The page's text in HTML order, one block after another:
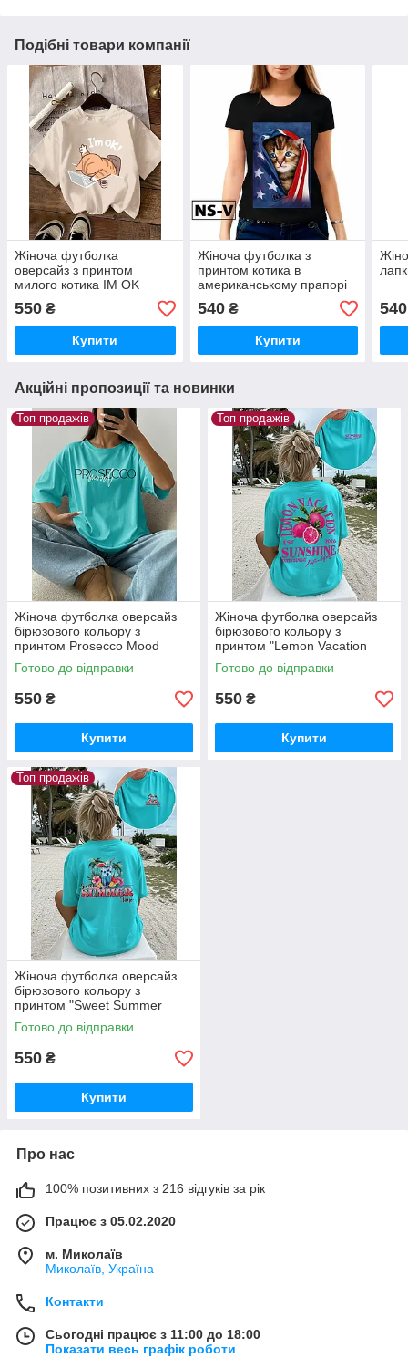
Подібні товари компанії
Жіноча футболка
оверсайз з принтом
милого котика IM OK
550 ₴
Купити
Жіноча футболка з
принтом котика в
американському прапорі
540₴
Купити
540
Акційні пропозиції та новинки
Топ продажів
Жіноча футболка оверсайз
бірюзового кольору з
принтом Prosecco Mood
Готово до відправки
550 ₴
Купити
Топ продажів
Жіноча футболка оверсайз
бірюзового кольору з
принтом "Lemon Vacation
Sunshine"
Готово до відправки
550 ₴
Купити
Топ продажів
Жіноча футболка оверсайз
бірюзового кольору з
принтом "Sweet Summer
Time"
Готово до відправки
550 ₴
Купити
Про нас
100% позитивних з 216 відгуків за рік
Працює з 05.02.2020
м. Миколаїв
Миколаїв, Україна
Контакти
Сьогодні працює з 11:00 до 18:00
Показати весь графік роботи